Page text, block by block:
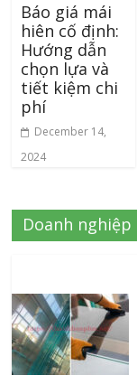
Báo giá mái
hiên cố định:
Hướng dẫn
chọn lựa và
tiết kiệm chi
phí
December 14,
2024
Doanh nghiệp